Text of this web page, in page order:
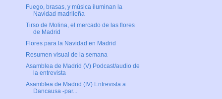
Fuego, brasas, y música iluminan la
Navidad madrileña
Tirso de Molina, el mercado de las flores
de Madrid
Flores para la Navidad en Madrid
Resumen visual de la semana
Asamblea de Madrid (V) Podcast/audio de
la entrevista
Asamblea de Madrid (IV) Entrevista a
Dancausa -par...